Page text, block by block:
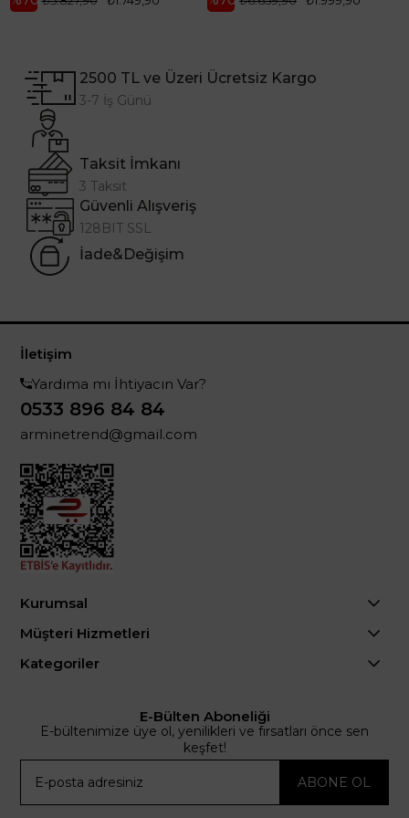
2500 TL ve Üzeri Ücretsiz Kargo
3-7 İş Günü
Taksit İmkanı
3 Taksit
Güvenli Alışveriş
128BIT SSL
İade&Değişim
İletişim
Yardıma mı İhtiyacın Var?
0533 896 84 84
arminetrend@gmail.com
Kurumsal
Müşteri Hizmetleri
Kategoriler
E-Bülten Aboneliği
E-bültenimize üye ol, yenilikleri ve fırsatları önce sen
keşfet!
ABONE OL